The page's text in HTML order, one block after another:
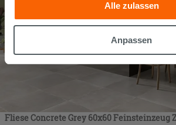
die sie aufgrund Ihrer Verwendung ihrer
gesammelt haben, kombinieren. Falls
möchten oder Ihre Zustimmung zu allen
Zustimmung kann durch Klicken auf
„Cookies akzeptieren“ gegeben
die Schaltfläche "X" klicken, können
nach der Installation der technischen
Alle zulassen
Anpassen
Fliese Concrete Grey 60x60 Feinsteinzeug